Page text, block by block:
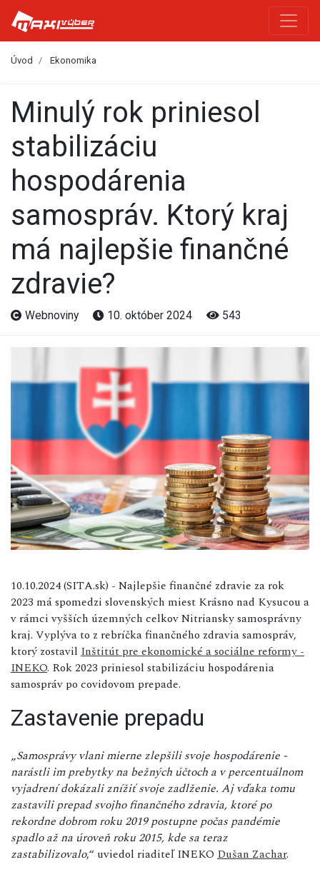
Úvod Ekonomika
Minulý rok priniesol
stabilizáciu
hospodárenia
samospráv. Ktorý kraj
má najlepšie finančné
zdravie?
Webnoviny 10. október 2024 543
10.10.2024 (SITA.sk) - Najlepšie finančné zdravie za rok
2023 má spomedzi slovenských miest Krásno nad Kysucou a
v rámci vyšších územných celkov Nitriansky samosprávny
kraj. Vyplýva to z rebríčka finančného zdravia samospráv,
ktorý zostavil Inštitút pre ekonomické a sociálne reformy -
INEKO. Rok 2023 priniesol stabilizáciu hospodárenia
samospráv po covidovom prepade.
Zastavenie prepadu
„Samosprávy vlani mierne zlepšili svoje hospodárenie -
narástli im prebytky na bežných účtoch a v percentuálnom
vyjadrení dokázali znížiť svoje zadlženie. Aj vďaka tomu
zastavili prepad svojho finančného zdravia, ktoré po
rekordne dobrom roku 2019 postupne počas pandémie
spadlo až na úroveň roku 2015, kde sa teraz
zastabilizovalo,“ uviedol riaditeľ INEKO Dušan Zachar.